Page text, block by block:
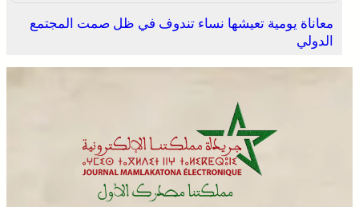
انطلاق الدورة الأولى من مهرجان السعيدية للموسيقى
معاناة يومية تعيشها نساء تندوف في ظل صمت المجتمع
الدولي